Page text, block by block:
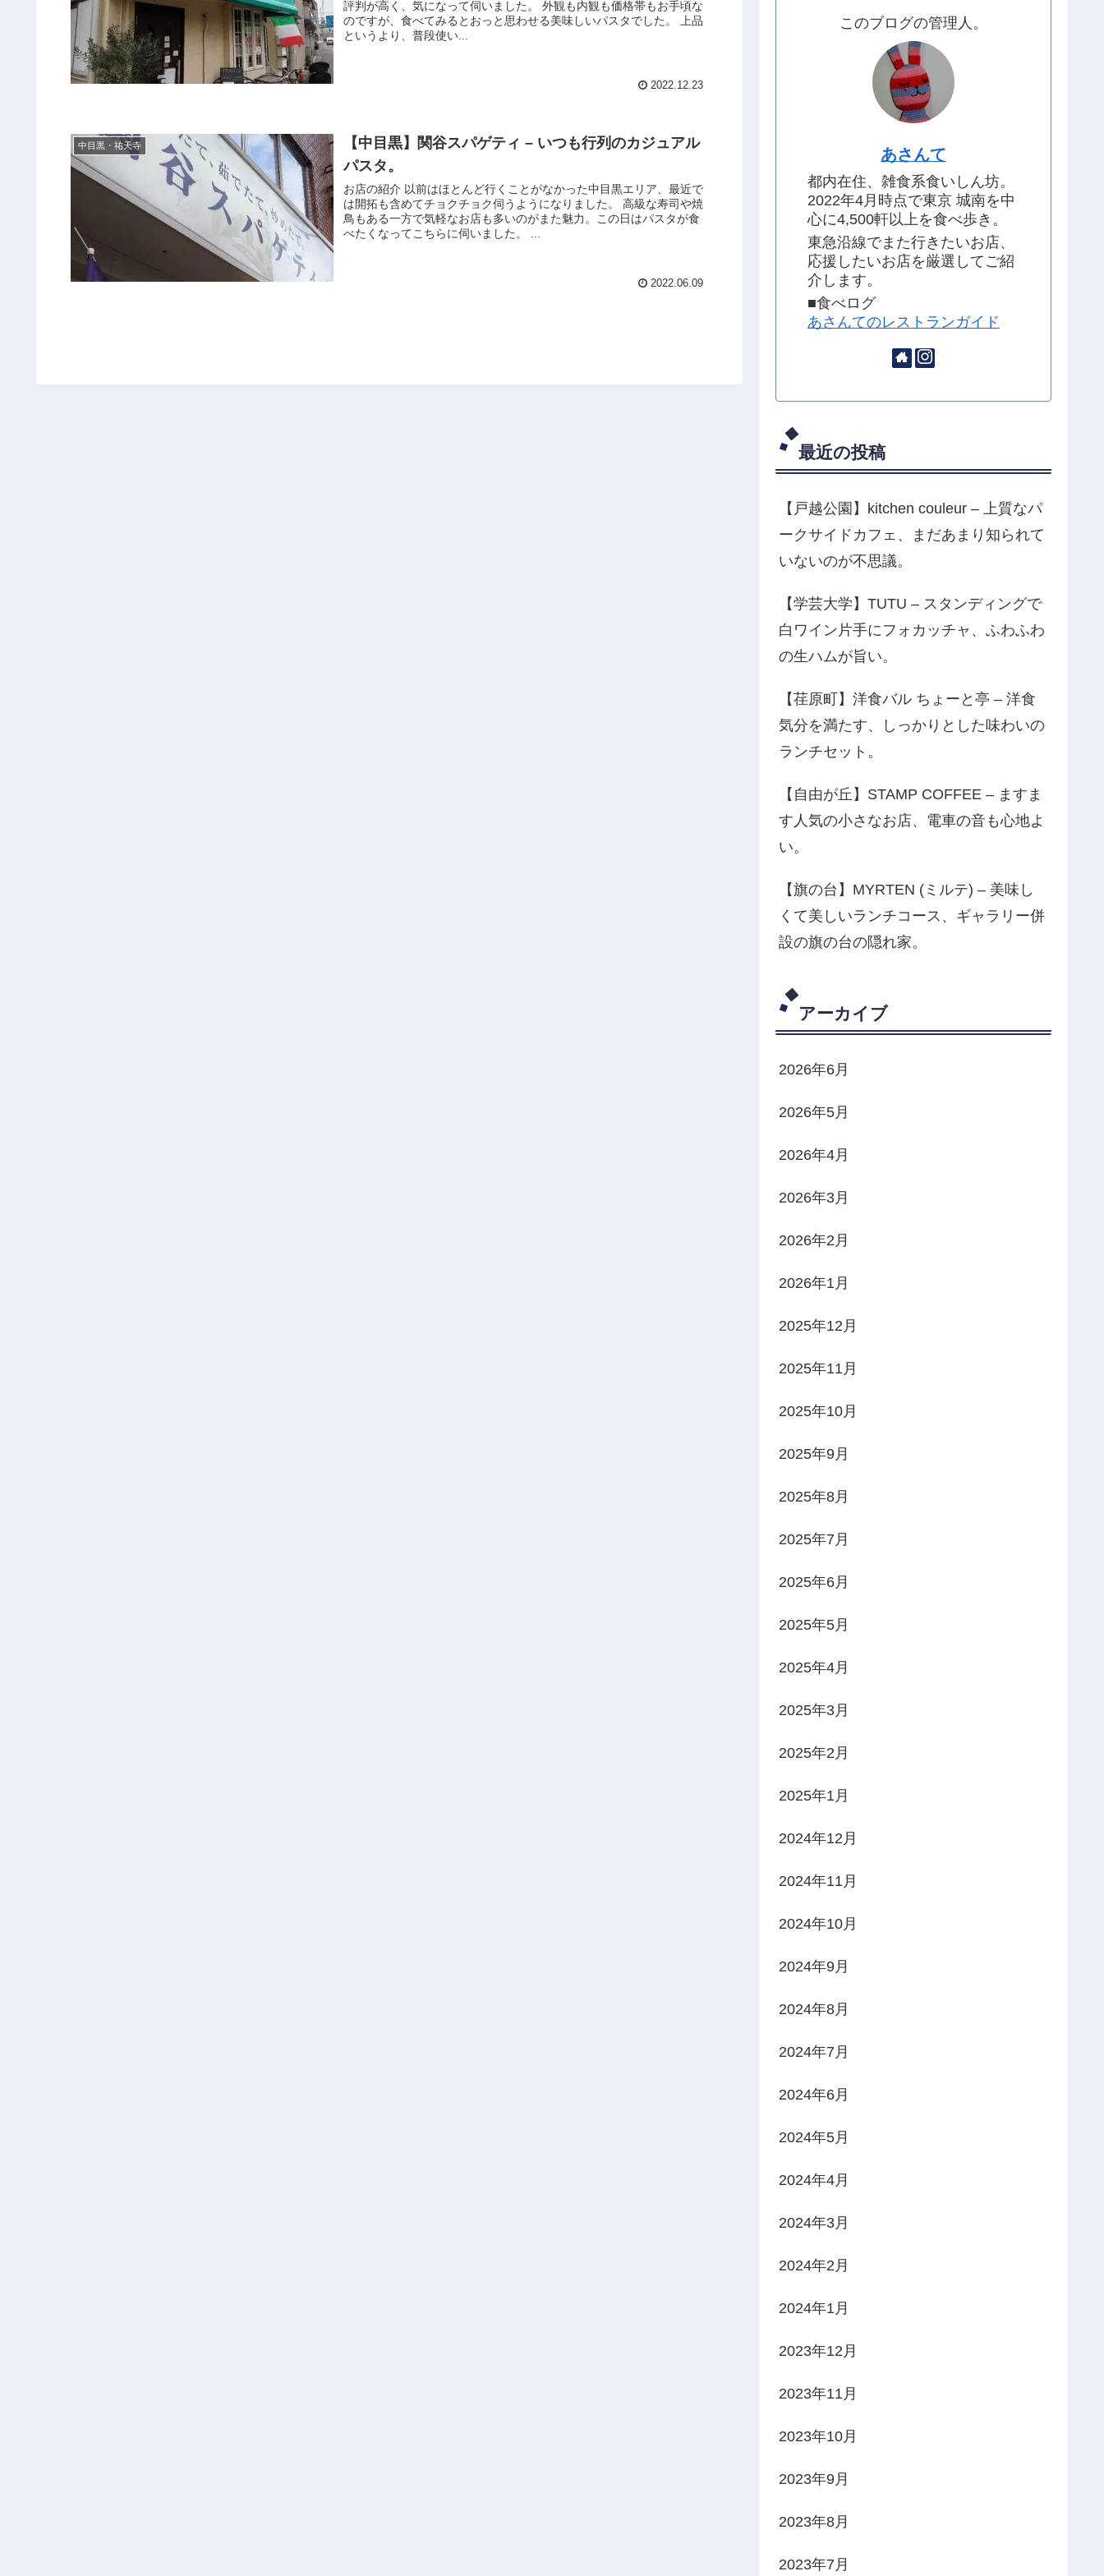
評判が高く、気になって伺いました。 外観も内観も価格帯もお手頃な
のですが、食べてみるとおっと思わせる美味しいパスタでした。 上品
というより、普段使い...
2022.12.23
中目黒・祐天寺
【中目黒】関谷スパゲティ – いつも行列のカジュアル
パスタ。
お店の紹介 以前はほとんど行くことがなかった中目黒エリア、最近で
は開拓も含めてチョクチョク伺うようになりました。 高級な寿司や焼
鳥もある一方で気軽なお店も多いのがまた魅力。この日はパスタが食
べたくなってこちらに伺いました。 ...
2022.06.09
このブログの管理人。
あさんて
都内在住、雑食系食いしん坊。
2022年4月時点で東京 城南を中
心に4,500軒以上を食べ歩き。
東急沿線でまた行きたいお店、
応援したいお店を厳選してご紹
介します。
■食べログ
あさんてのレストランガイド
最近の投稿
【戸越公園】kitchen couleur – 上質なパ
ークサイドカフェ、まだあまり知られて
いないのが不思議。
【学芸大学】TUTU – スタンディングで
白ワイン片手にフォカッチャ、ふわふわ
の生ハムが旨い。
【荏原町】洋食バル ちょーと亭 – 洋食
気分を満たす、しっかりとした味わいの
ランチセット。
【自由が丘】STAMP COFFEE – ますま
す人気の小さなお店、電車の音も心地よ
い。
【旗の台】MYRTEN (ミルテ) – 美味し
くて美しいランチコース、ギャラリー併
設の旗の台の隠れ家。
アーカイブ
2026年6月
2026年5月
2026年4月
2026年3月
2026年2月
2026年1月
2025年12月
2025年11月
2025年10月
2025年9月
2025年8月
2025年7月
2025年6月
2025年5月
2025年4月
2025年3月
2025年2月
2025年1月
2024年12月
2024年11月
2024年10月
2024年9月
2024年8月
2024年7月
2024年6月
2024年5月
2024年4月
2024年3月
2024年2月
2024年1月
2023年12月
2023年11月
2023年10月
2023年9月
2023年8月
2023年7月